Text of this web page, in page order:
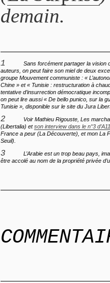
demain.
1
auteurs, on peut faire son miel de deux
groupe Mouvement communiste : «
Chine » et « Tunisie : restructuration à
tentative d’insurrection démocratique
on peut lire aussi « De bello punico, sur la
Tunisie », disponible sur le site du Jura
2 Voir Mathieu Rigouste, Les
(Libertalia) etson interview dans le n°3 d’A11
France a peur (La Découverte), et mon La
Seuil).
3
L’Arabie est un trop beau pays,
être accolé au nom de la propriété privée